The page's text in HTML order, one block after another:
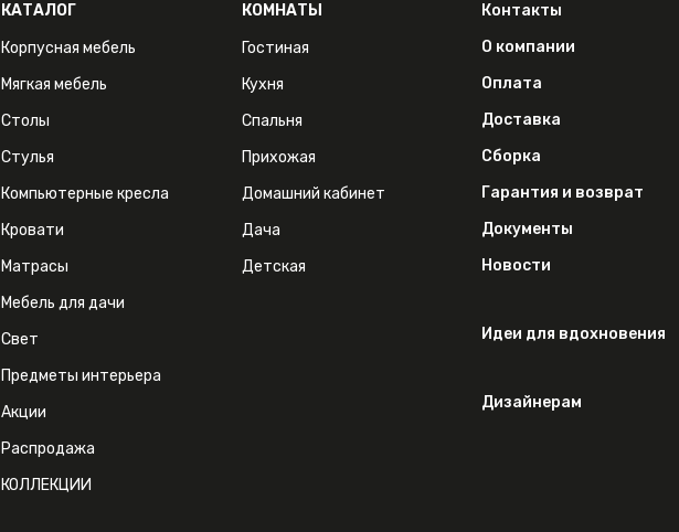
КАТАЛОГ
Корпусная мебель
Мягкая мебель
Столы
Стулья
Компьютерные кресла
Кровати
Матрасы
Мебель для дачи
Свет
Предметы интерьера
Акции
Распродажа
КОЛЛЕКЦИИ
КОМНАТЫ
Гостиная
Кухня
Спальня
Прихожая
Домашний кабинет
Дача
Детская
Контакты
О компании
Оплата
Доставка
Сборка
Гарантия и возврат
Документы
Новости
Идеи для вдохновения
Дизайнерам